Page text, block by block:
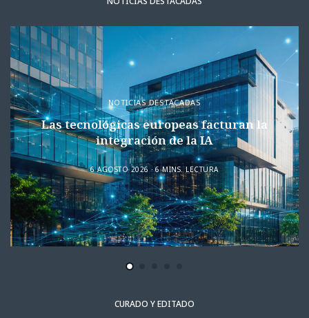
NOTICIAS DESTACADAS
Las tecnológicas europeas facturan la
integración de la IA
6 AGOSTO 2026 6 MINS. LECTURA
CURADO Y EDITADO